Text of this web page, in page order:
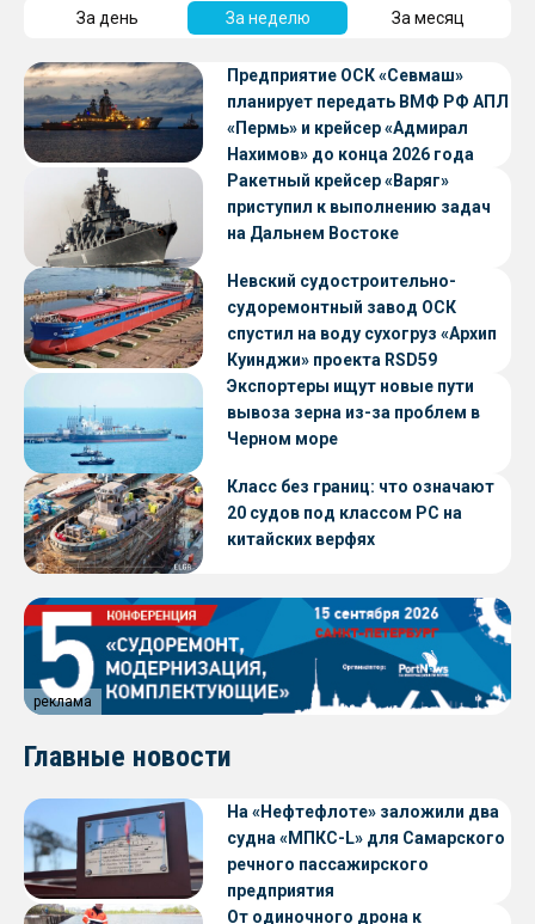
За день За неделю За месяц
Предприятие ОСК «Севмаш»
планирует передать ВМФ РФ АПЛ
«Пермь» и крейсер «Адмирал
Нахимов» до конца 2026 года
Ракетный крейсер «Варяг»
приступил к выполнению задач
на Дальнем Востоке
Невский судостроительно-
судоремонтный завод ОСК
спустил на воду сухогруз «Архип
Куинджи» проекта RSD59
Экспортеры ищут новые пути
вывоза зерна из-за проблем в
Черном море
Класс без границ: что означают
20 судов под классом РС на
китайских верфях
реклама
Главные новости
На «Нефтефлоте» заложили два
судна «МПКС-L» для Самарского
речного пассажирского
предприятия
От одиночного дрона к